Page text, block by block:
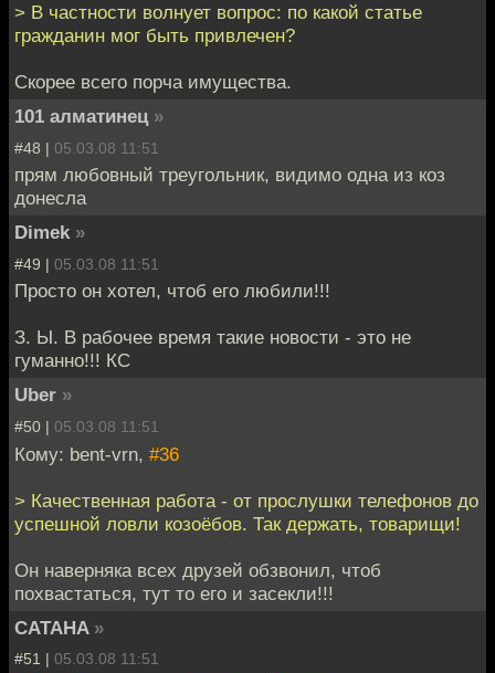
> В частности волнует вопрос: по какой статье
гражданин мог быть привлечен?
Скорее всего порча имущества.
101 алматинец »
#48 | 05.03.08 11:51
прям любовный треугольник, видимо одна из коз
донесла
Dimek »
#49 | 05.03.08 11:51
Просто он хотел, чтоб его любили!!!
З. Ы. В рабочее время такие новости - это не
гуманно!!! КС
Uber »
#50 | 05.03.08 11:51
Кому: bent-vrn, #36
> Качественная работа - от прослушки телефонов до
успешной ловли козоёбов. Так держать, товарищи!
Он наверняка всех друзей обзвонил, чтоб
похвастаться, тут то его и засекли!!!
CATAHA »
#51 | 05.03.08 11:51